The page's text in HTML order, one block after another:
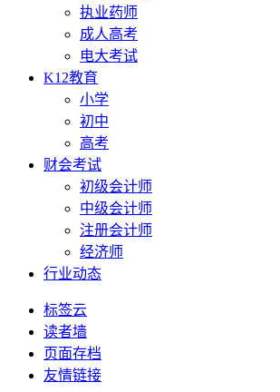
执业药师
成人高考
电大考试
K12教育
小学
初中
高考
财会考试
初级会计师
中级会计师
注册会计师
经济师
行业动态
标签云
读者墙
页面存档
友情链接